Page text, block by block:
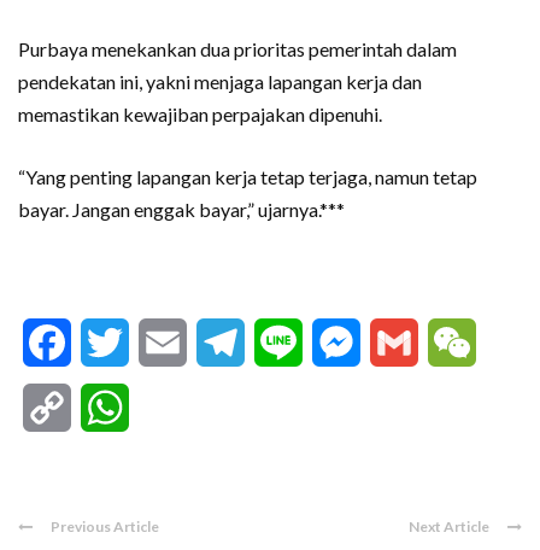
Purbaya menekankan dua prioritas pemerintah dalam
pendekatan ini, yakni menjaga lapangan kerja dan
memastikan kewajiban perpajakan dipenuhi.
“Yang penting lapangan kerja tetap terjaga, namun tetap
bayar. Jangan enggak bayar,” ujarnya.***
FacebookTwitter Email Telegram
Line Messenger
Gmail
Copy
Previous Article Next Article